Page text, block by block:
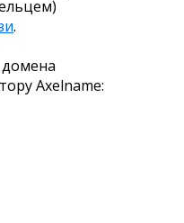
.
Axelname: